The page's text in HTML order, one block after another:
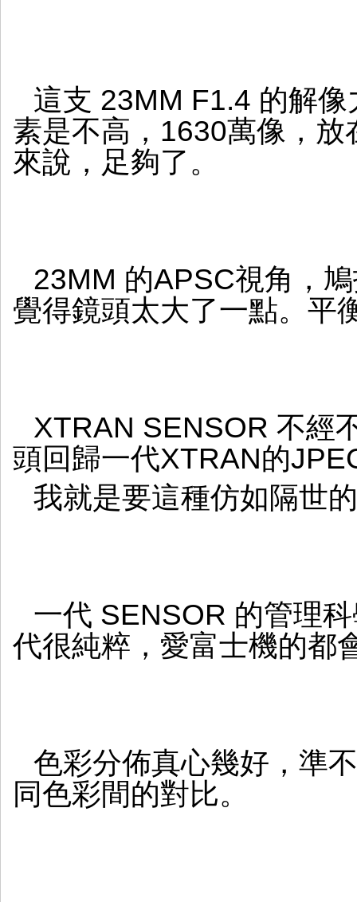
這支 23MM F1.4 的解
素是不高，1630萬像，
來說，足夠了。
23MM 的APSC視角，
覺得鏡頭太大了一點。平
XTRAN SENSOR 不經
頭回歸一代XTRAN的
我就是要這種仿如隔世
一代 SENSOR 的管理
代很純粹，愛富士機的都
色彩分佈真心幾好，準
同色彩間的對比。